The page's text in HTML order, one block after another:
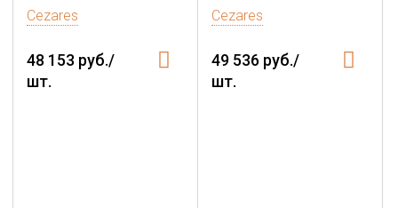
Cezares
48 153 руб./
шт.
Cezares
49 536 руб./
шт.